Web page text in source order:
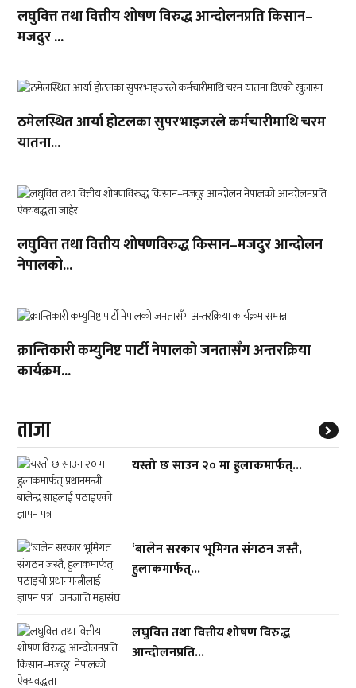
लघुवित्त तथा वित्तीय शोषण विरुद्ध आन्दोलनप्रति किसान–
मजदुर ...
ठमेलस्थित आर्या होटलका सुपरभाइजरले कर्मचारीमाथि चरम
यातना...
लघुवित्त तथा वित्तीय शोषणविरुद्ध किसान–मजदुर आन्दोलन
नेपालको...
क्रान्तिकारी कम्युनिष्ट पार्टी नेपालको जनतासँग अन्तरक्रिया
कार्यक्रम...
ताजा
यस्तो छ साउन २० मा हुलाकमार्फत्...
‘बालेन सरकार भूमिगत संगठन जस्तै,
हुलाकमार्फत्...
लघुवित्त तथा वित्तीय शोषण विरुद्ध
आन्दोलनप्रति...